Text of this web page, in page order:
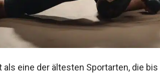
als eine der ältesten Sportarten, die